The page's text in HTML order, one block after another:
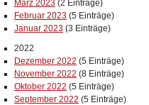
März 2023 (2 Einträge)
Februar 2023 (5 Einträge)
Januar 2023 (3 Einträge)
2022
Dezember 2022 (5 Einträge)
November 2022 (8 Einträge)
Oktober 2022 (5 Einträge)
September 2022 (5 Einträge)